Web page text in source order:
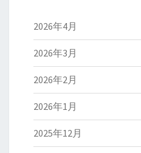
2026年4月
2026年3月
2026年2月
2026年1月
2025年12月